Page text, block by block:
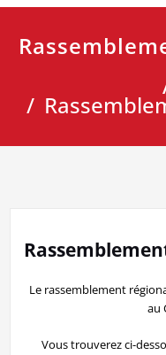
Le rassemblement
au
Vous trouverez ci-